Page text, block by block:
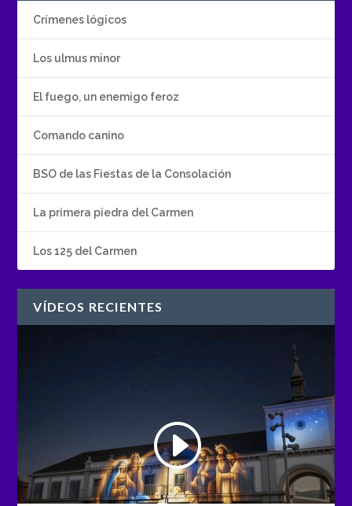
Crímenes lógicos
Los ulmus minor
El fuego, un enemigo feroz
Comando canino
BSO de las Fiestas de la Consolación
La primera piedra del Carmen
Los 125 del Carmen
VÍDEOS RECIENTES